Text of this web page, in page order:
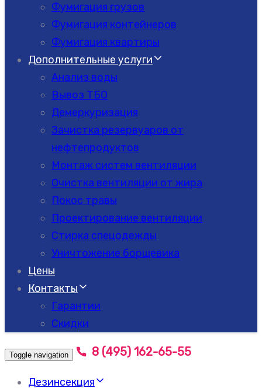
Фумигация грузов
Фумигация контейнеров
Фумигация квартиры
Дополнительные услуги
Анализ воды
Вывоз ТБО
Демеркуризация
Зачистка резервуаров от
нефтепродуктов
Монтаж систем вентиляции
Очистка вентиляции от жира
Покос травы
Проектирование вентиляции
Стирка спецодежды
Уничтожение борщевика
Цены
Контакты
Гарантии
Скидки
Toggle navigation 8 (495) 162-65-55
Дезинсекция